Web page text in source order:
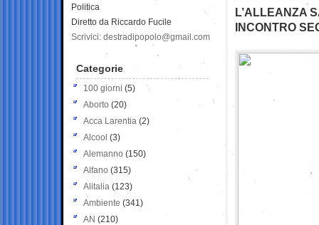
L’ALLEANZA
INCONTRO
Politica
Diretto da Riccardo Fucile
Scrivici: destradipopolo@gmail.com
Categorie
100 giorni (5)
Aborto (20)
Acca Larentia (2)
Alcool (3)
Alemanno (150)
Alfano (315)
Alitalia (123)
Ambiente (341)
AN (210)